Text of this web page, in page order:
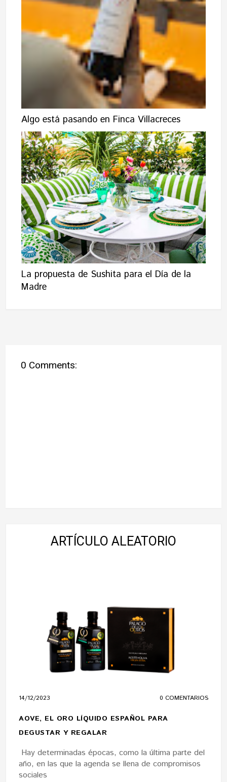
Algo está pasando en Finca Villacreces
La propuesta de Sushita para el Día de la
Madre
0 Comments:
ARTÍCULO ALEATORIO
14/12/2023 0 COMENTARIOS
AOVE, EL ORO LÍQUIDO ESPAÑOL PARA
DEGUSTAR Y REGALAR
Hay determinadas épocas, como la última parte del
año, en las que la agenda se llena de compromisos
sociales